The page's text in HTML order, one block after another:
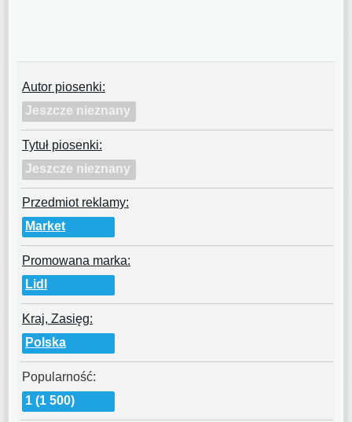
Autor piosenki:
Jeszcze nieznany
Tytuł piosenki:
Jeszcze nieznany
Przedmiot reklamy:
Market
Promowana marka:
Lidl
Kraj, Zasięg:
Polska
Popularność:
1 (1 500)